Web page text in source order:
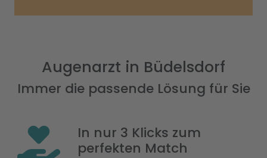
Augenarzt in Büdelsdorf
Immer die passende Lösung für Sie
In nur 3 Klicks zum
perfekten Match